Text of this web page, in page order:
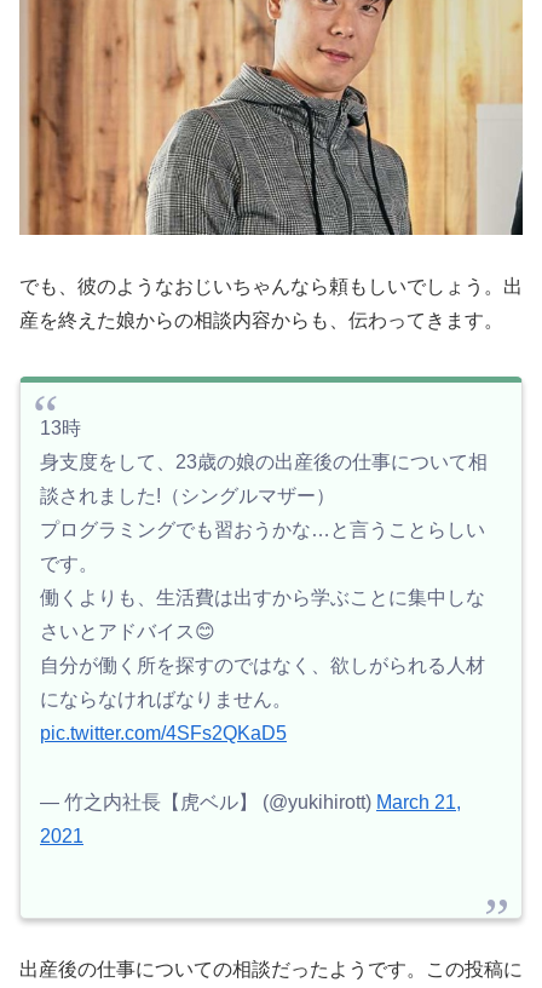
でも、彼のようなおじいちゃんなら頼もしいでしょう。出
産を終えた娘からの相談内容からも、伝わってきます。
13時
身支度をして、23歳の娘の出産後の仕事について相
談されました!（シングルマザー）
プログラミングでも習おうかな…と言うことらしい
です。
働くよりも、生活費は出すから学ぶことに集中しな
さいとアドバイス😊
自分が働く所を探すのではなく、欲しがられる人材
にならなければなりません。
pic.twitter.com/4SFs2QKaD5
— 竹之内社長【虎ベル】 (@yukihirott) March 21,
2021
出産後の仕事についての相談だったようです。この投稿に